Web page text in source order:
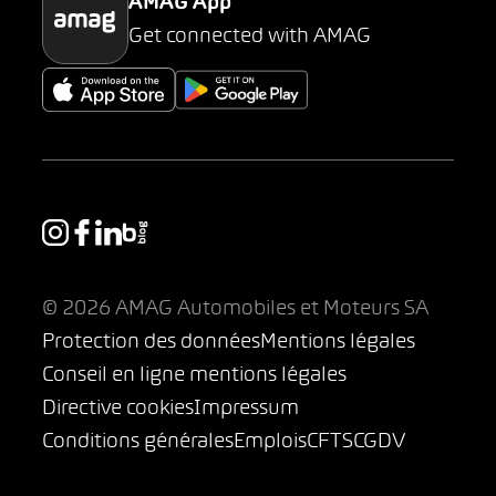
AMAG App
Get connected with AMAG
© 2026 AMAG Automobiles et Moteurs SA
Protection des donnéesMentions légales
Conseil en ligne mentions légales
Directive cookiesImpressum
Conditions généralesEmploisCFTSCGDV